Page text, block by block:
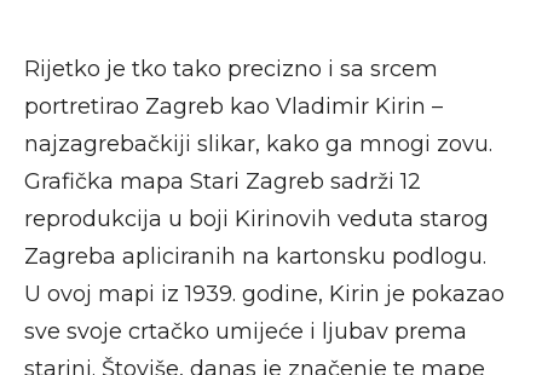
Rijetko je tko tako precizno i sa srcem
portretirao Zagreb kao Vladimir Kirin –
najzagrebačkiji slikar, kako ga mnogi zovu.
Grafička mapa Stari Zagreb sadrži 12
reprodukcija u boji Kirinovih veduta starog
Zagreba apliciranih na kartonsku podlogu.
U ovoj mapi iz 1939. godine, Kirin je pokazao
sve svoje crtačko umijeće i ljubav prema
starini. Štoviše, danas je značenje te mape